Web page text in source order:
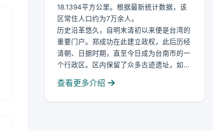
18.1394平方公里。根据最新统计数据，该
区常住人口约为7万余人。
历史沿革悠久，自明末清初以来便是台湾的
重要门户。郑成功在此建立政权，此后历经
清朝、日据时期，直至今日成为台南市的一
个行政区。区内保留了众多古迹遗址，如...
查看更多介绍